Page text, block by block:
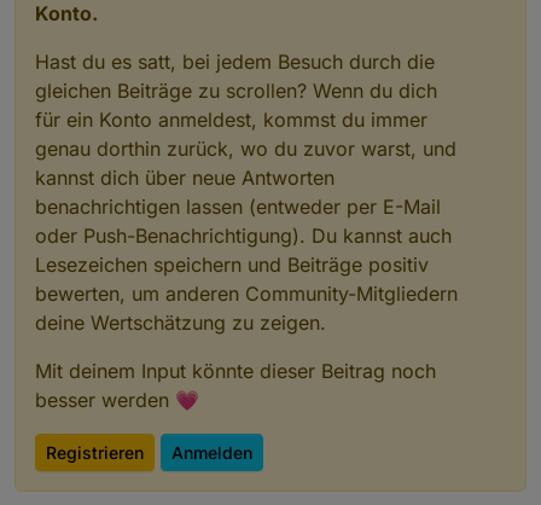
Konto.
Hast du es satt, bei jedem Besuch durch die
gleichen Beiträge zu scrollen? Wenn du dich
für ein Konto anmeldest, kommst du immer
genau dorthin zurück, wo du zuvor warst, und
kannst dich über neue Antworten
benachrichtigen lassen (entweder per E-Mail
oder Push-Benachrichtigung). Du kannst auch
Lesezeichen speichern und Beiträge positiv
bewerten, um anderen Community-Mitgliedern
deine Wertschätzung zu zeigen.
Mit deinem Input könnte dieser Beitrag noch
besser werden 💗
Registrieren Anmelden